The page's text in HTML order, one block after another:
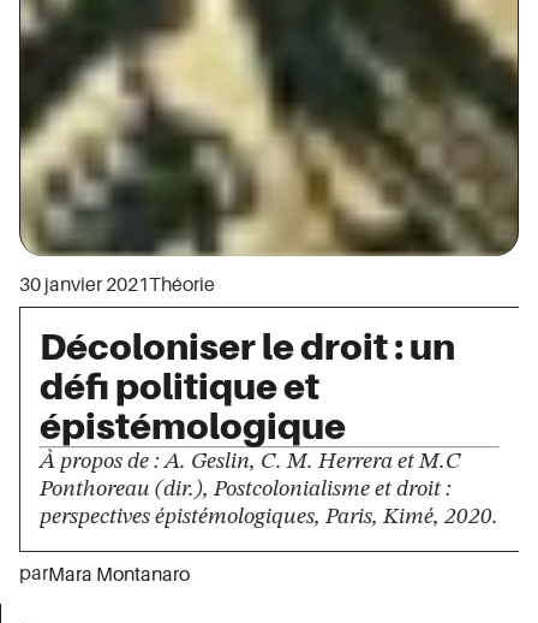
30 janvier 2021Théorie
Décoloniser le droit : un
défi politique et
épistémologique
À propos de : A. Geslin, C. M. Herrera et M.C
Ponthoreau (dir.), Postcolonialisme et droit :
perspectives épistémologiques, Paris, Kimé, 2020.
parMara Montanaro